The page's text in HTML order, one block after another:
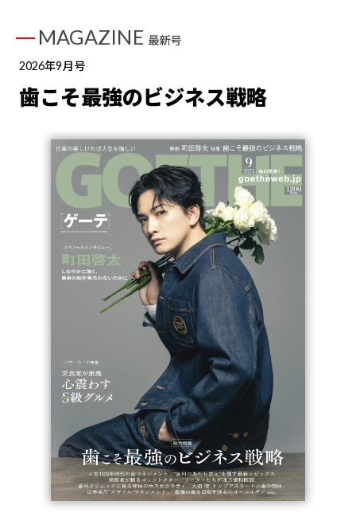
MAGAZINE 最新号
2026年9月号
歯こそ最強のビジネス戦略